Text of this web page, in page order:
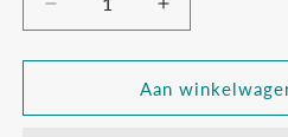
Aantal
verlagen
voor
willen
Aantal
verhogen
voor
Wij
willen
Aan